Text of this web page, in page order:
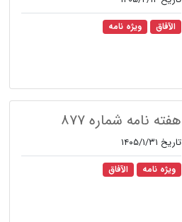
الآفاق ویژه نامه
هفته نامه شماره ۸۷۷
تاریخ ۱۴۰۵/۱/۳۱
ویژه نامه الآفاق